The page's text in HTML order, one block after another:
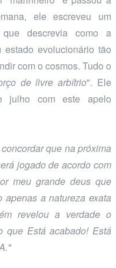
ele escreveu um
descrevia como a
evolucionário tão
com o cosmos. Tudo o
de livre arbítrio". Ele
julho com este apelo
que na próxima
jogado de acordo com
meu grande deus que
a natureza exata
revelou a verdade o
que Está acabado! Está